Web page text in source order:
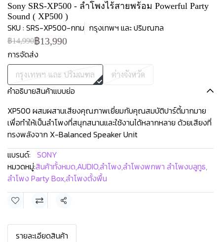
Sony SRS-XP500 - ลำโพงไร้สายพร้อม Powerful Party
Sound ( XP500 )
SKU : SRS-XP500-กทม กรุงเทพฯ และ ปริมณฑล
฿14,990฿13,990
การจัดส่ง
กรุงเทพฯ และ ปริมณฑล ต่างจังหวัด
คำอธิบายสินค้าแบบย่อ
XP500 ผสมผสานเสียงคุณภาพเยี่ยมกับคุณสมบัติปาร์ตี้มากมาย
เพื่อทำให้เป็นลำโพงที่สนุกสนานและใช้งานได้หลากหลาย ด้วยเสียงที่
ทรงพลังจาก X-Balanced Speaker Unit
แบรนด์: SONY
หมวดหมู่:สินค้าทั้งหมด,AUDIO,ลำโพง,ลำโพงพกพา ลำโพงบลูทูธ,
ลำโพง Party Box,ลำโพงตั้งพื้น
แชร์
รายละเอียดสินค้า